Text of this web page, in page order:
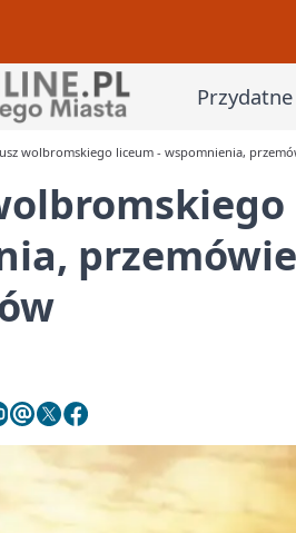
Przydatne
wolbromskiego liceum - wspomnienia,